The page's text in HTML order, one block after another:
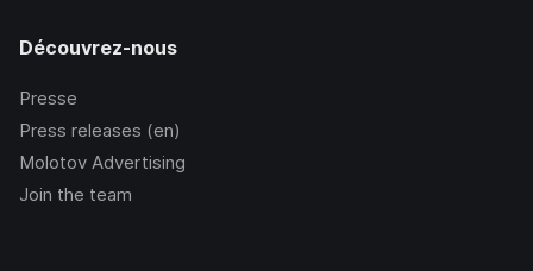
Découvrez-nous
Presse
Press releases (en)
Molotov Advertising
Join the team